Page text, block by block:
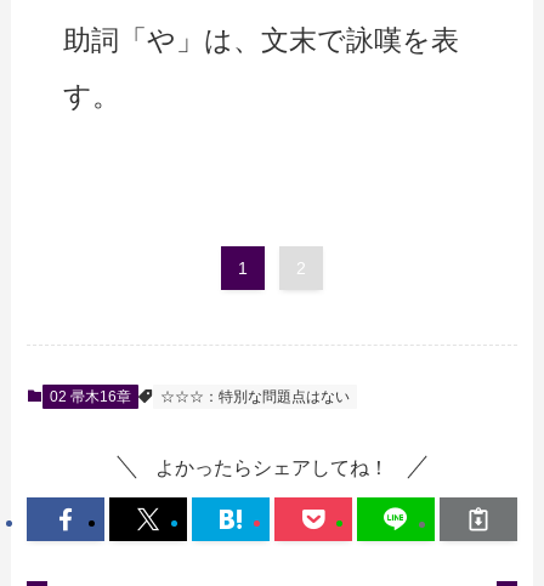
助詞「や」は、文末で詠嘆を表
す。
1 2
02 帚木16章 ☆☆☆：特別な問題点はない
よかったらシェアしてね！